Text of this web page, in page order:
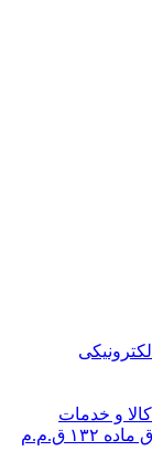
نواحی صنعتی روستایی نیز مشمول مشوق ماده ۱۳۲ ق.م.م